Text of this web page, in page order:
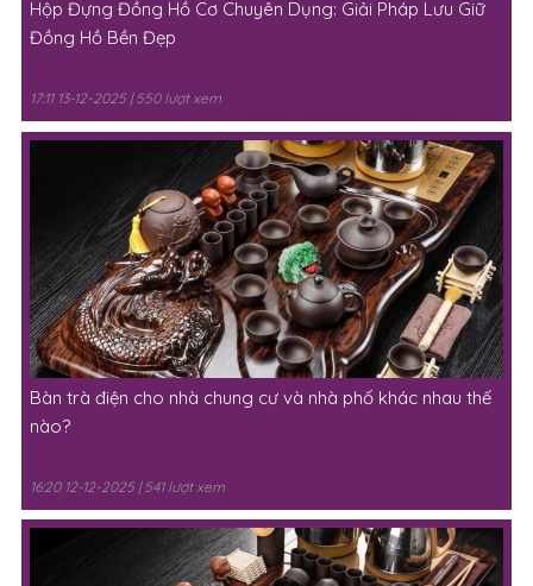
Hộp Đựng Đồng Hồ Cơ Chuyên Dụng: Giải Pháp Lưu Giữ
Đồng Hồ Bền Đẹp
17:11 13-12-2025 | 550 lượt xem
Bàn trà điện cho nhà chung cư và nhà phố khác nhau thế
nào?
16:20 12-12-2025 | 541 lượt xem